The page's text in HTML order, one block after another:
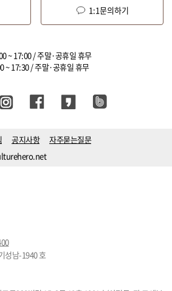
1:1문의하기
~ 17:00 / 주말·공휴일 휴무
~ 17:30 / 주말·공휴일 휴무
공지사항
자주묻는질문
성남-1940 호